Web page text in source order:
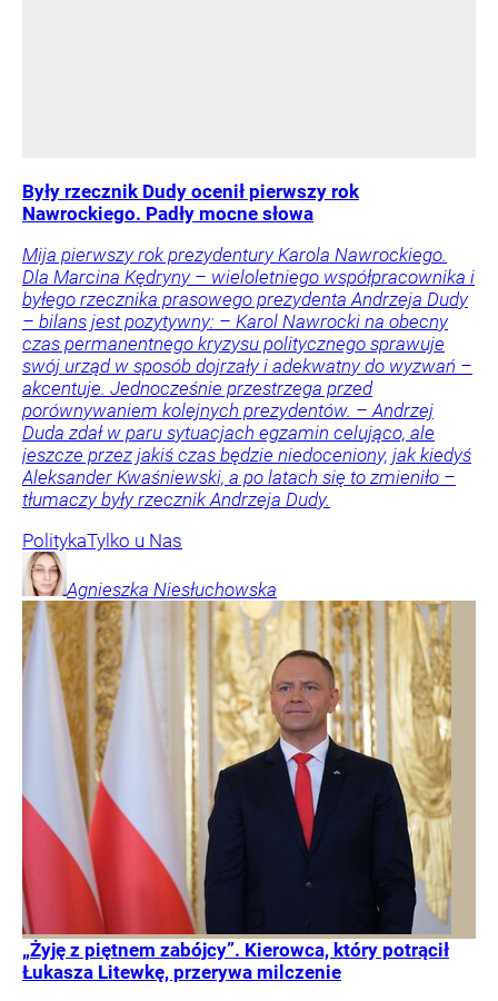
Były rzecznik Dudy ocenił pierwszy rok
Nawrockiego. Padły mocne słowa
Mija pierwszy rok prezydentury Karola Nawrockiego.
Dla Marcina Kędryny – wieloletniego współpracownika i
byłego rzecznika prasowego prezydenta Andrzeja Dudy
– bilans jest pozytywny: – Karol Nawrocki na obecny
czas permanentnego kryzysu politycznego sprawuje
swój urząd w sposób dojrzały i adekwatny do wyzwań –
akcentuje. Jednocześnie przestrzega przed
porównywaniem kolejnych prezydentów. – Andrzej
Duda zdał w paru sytuacjach egzamin celująco, ale
jeszcze przez jakiś czas będzie niedoceniony, jak kiedyś
Aleksander Kwaśniewski, a po latach się to zmieniło –
tłumaczy były rzecznik Andrzeja Dudy.
PolitykaTylko u Nas
Agnieszka Niesłuchowska
„Żyję z piętnem zabójcy”. Kierowca, który potrącił
Łukasza Litewkę, przerywa milczenie